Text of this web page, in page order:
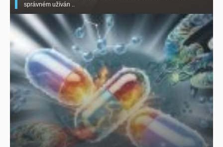
správném užíván ..